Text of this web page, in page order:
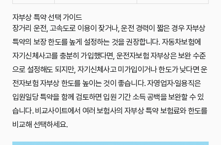
자부상 특약 선택 가이드
장거리 운전, 고속도로 이용이 잦거나, 운전 경력이 짧은 경우 자부상
특약의 보장 한도를 높게 설정하는 것을 권장합니다. 자동차보험에
자기신체사고를 충분히 가입했다면, 운전자보험 자부상은 보완 수준
으로 설정해도 되지만, 자기신체사고 미가입이거나 한도가 낮다면 운
전자보험 자부상 한도를 높이는 것이 좋습니다. 자영업자·일용직은
입원일당 특약을 함께 검토하면 입원 기간 소득 공백을 보완할 수 있
습니다. 비교사이트에서 여러 보험사의 자부상 특약 보험료와 한도를
비교해 선택하세요.